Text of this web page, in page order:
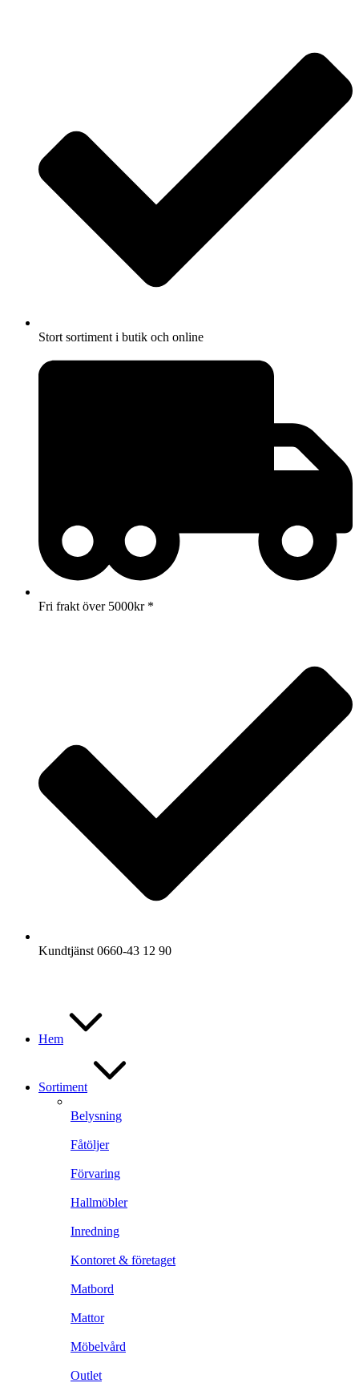
Stort sortiment i butik och online
Fri frakt över 5000kr *
Kundtjänst 0660-43 12 90
Hem
Sortiment
Belysning
Fåtöljer
Förvaring
Hallmöbler
Inredning
Kontoret & företaget
Matbord
Mattor
Möbelvård
Outlet